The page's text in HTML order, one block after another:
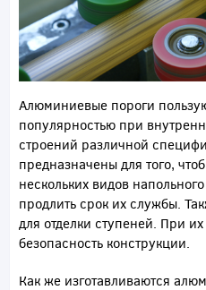
Алюминиевые пороги
популярностью при
строений различной
предназначены для того,
нескольких видов
продлить срок их службы.
для отделки ступеней. При
безопасность конструкции.
Как же изготавливаются